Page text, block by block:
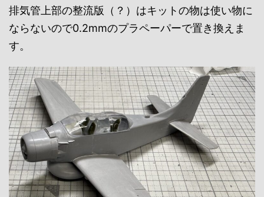
排気管上部の整流版（？）はキットの物は使い物に
ならないので0.2mmのプラペーパーで置き換えま
す。